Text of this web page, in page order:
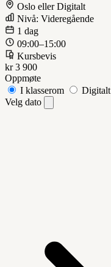
Oslo eller Digitalt
Nivå: Videregående
1 dag
09:00–15:00
Kursbevis
kr 3 900
Oppmøte
I klasserom
Digitalt
Velg dato